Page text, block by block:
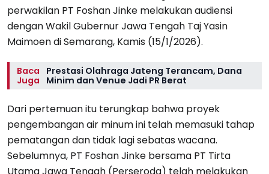
perwakilan PT Foshan Jinke melakukan audiensi
dengan Wakil Gubernur Jawa Tengah Taj Yasin
Maimoen di Semarang, Kamis (15/1/2026).
Baca
Juga
Prestasi Olahraga Jateng Terancam, Dana
Minim dan Venue Jadi PR Berat
Dari pertemuan itu terungkap bahwa proyek
pengembangan air minum ini telah memasuki tahap
pematangan dan tidak lagi sebatas wacana.
Sebelumnya, PT Foshan Jinke bersama PT Tirta
Utama Jawa Tengah (Perseroda) telah melakukan